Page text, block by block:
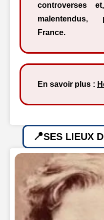
controverses
malentendus,
France.
En savoir plus :
SES LIEUX